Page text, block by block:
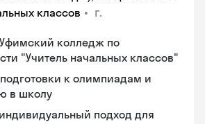
классов • г.
колледж по
"Учитель начальных классов"
к олимпиадам и
в школу
подход для